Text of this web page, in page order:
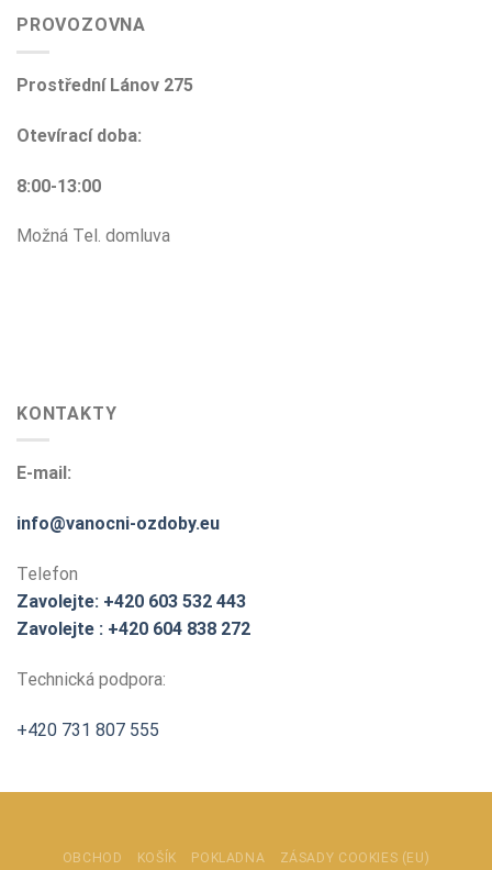
PROVOZOVNA
Prostřední Lánov 275
Otevírací doba:
8:00-13:00
Možná Tel. domluva
KONTAKTY
E-mail:
info@vanocni-ozdoby.eu
Telefon
Zavolejte: +420 603 532 443
Zavolejte : +420 604 838 272
Technická podpora:
+420 731 807 555
OBCHOD KOŠÍK POKLADNA ZÁSADY COOKIES (EU)